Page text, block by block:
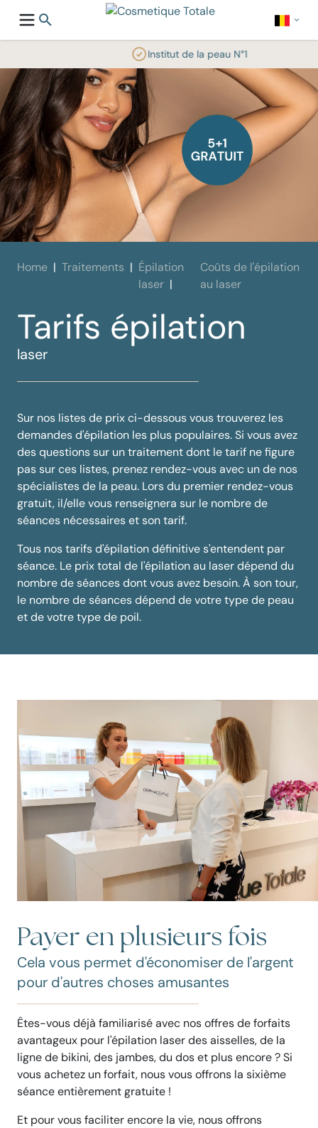
Institut de la peau N°1
Home Traitements
Épilation
laser
Coûts de l'épilation
au laser
Tarifs épilation
laser
Sur nos listes de prix ci-dessous vous trouverez les
demandes d'épilation les plus populaires. Si vous avez
des questions sur un traitement dont le tarif ne figure
pas sur ces listes, prenez rendez-vous avec un de nos
spécialistes de la peau. Lors du premier rendez-vous
gratuit, il/elle vous renseignera sur le nombre de
séances nécessaires et son tarif.
Tous nos tarifs d'épilation définitive s'entendent par
séance. Le prix total de l'épilation au laser dépend du
nombre de séances dont vous avez besoin. À son tour,
le nombre de séances dépend de votre type de peau
et de votre type de poil.
Payer en plusieurs fois
Cela vous permet d'économiser de l'argent
pour d'autres choses amusantes
Êtes-vous déjà familiarisé avec nos offres de forfaits
avantageux pour l'épilation laser des aisselles, de la
ligne de bikini, des jambes, du dos et plus encore ? Si
vous achetez un forfait, nous vous offrons la sixième
séance entièrement gratuite !
Et pour vous faciliter encore la vie, nous offrons